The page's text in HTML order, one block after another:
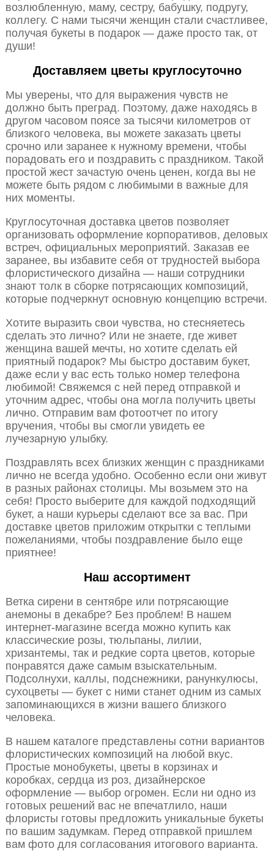
возлюбленную, маму, сестру, бабушку, подругу,
коллегу. С нами тысячи женщин стали счастливее,
получая букеты в подарок — даже просто так, от
души!
Доставляем цветы круглосуточно
Мы уверены, что для выражения чувств не
должно быть преград. Поэтому, даже находясь в
другом часовом поясе за тысячи километров от
близкого человека, вы можете заказать цветы
срочно или заранее к нужному времени, чтобы
порадовать его и поздравить с праздником. Такой
простой жест зачастую очень ценен, когда вы не
можете быть рядом с любимыми в важные для
них моменты.
Круглосуточная доставка цветов позволяет
организовать оформление корпоративов, деловых
встреч, официальных мероприятий. Заказав ее
заранее, вы избавите себя от трудностей выбора
флористического дизайна — наши сотрудники
знают толк в сборке потрясающих композиций,
которые подчеркнут основную концепцию встречи.
Хотите выразить свои чувства, но стесняетесь
сделать это лично? Или не знаете, где живет
женщина вашей мечты, но хотите сделать ей
приятный подарок? Мы быстро доставим букет,
даже если у вас есть только номер телефона
любимой! Свяжемся с ней перед отправкой и
уточним адрес, чтобы она могла получить цветы
лично. Отправим вам фотоотчет по итогу
вручения, чтобы вы смогли увидеть ее
лучезарную улыбку.
Поздравлять всех близких женщин с праздниками
лично не всегда удобно. Особенно если они живут
в разных районах столицы. Мы возьмем это на
себя! Просто выберите для каждой подходящий
букет, а наши курьеры сделают все за вас. При
доставке цветов приложим открытки с теплыми
пожеланиями, чтобы поздравление было еще
приятнее!
Наш ассортимент
Ветка сирени в сентябре или потрясающие
анемоны в декабре? Без проблем! В нашем
интернет-магазине всегда можно купить как
классические розы, тюльпаны, лилии,
хризантемы, так и редкие сорта цветов, которые
понравятся даже самым взыскательным.
Подсолнухи, каллы, подснежники, ранункулюсы,
сухоцветы — букет с ними станет одним из самых
запоминающихся в жизни вашего близкого
человека.
В нашем каталоге представлены сотни вариантов
флористических композиций на любой вкус.
Простые монобукеты, цветы в корзинах и
коробках, сердца из роз, дизайнерское
оформление — выбор огромен. Если ни одно из
готовых решений вас не впечатлило, наши
флористы готовы предложить уникальные букеты
по вашим задумкам. Перед отправкой пришлем
вам фото для согласования итогового варианта.